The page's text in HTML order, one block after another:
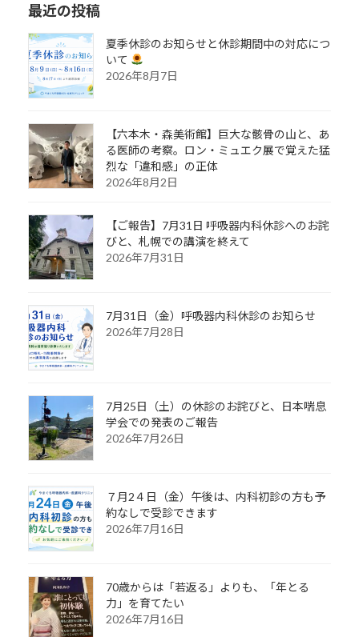
最近の投稿
夏季休診のお知らせと休診期間中の対応につ
いて
2026年8月7日
【六本木・森美術館】巨大な骸骨の山と、あ
る医師の考察。ロン・ミュエク展で覚えた猛
烈な「違和感」の正体
2026年8月2日
【ご報告】7月31日 呼吸器内科休診へのお詫
びと、札幌での講演を終えて
2026年7月31日
7月31日（金）呼吸器内科休診のお知らせ
2026年7月28日
7月25日（土）の休診のお詫びと、日本喘息
学会での発表のご報告
2026年7月26日
７月2４日（金）午後は、内科初診の方も予
約なしで受診できます
2026年7月16日
70歳からは「若返る」よりも、「年とる
力」を育てたい
2026年7月16日